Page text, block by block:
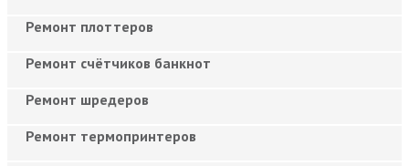
Ремонт плоттеров
Ремонт счётчиков банкнот
Ремонт шредеров
Ремонт термопринтеров